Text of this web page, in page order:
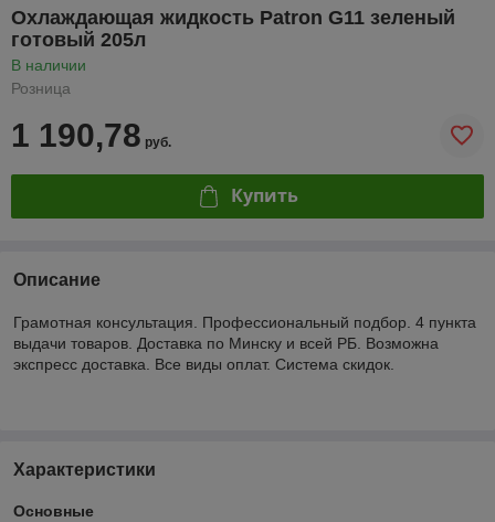
Охлаждающая жидкость Patron G11 зеленый
готовый 205л
В наличии
Розница
1 190,78 руб.
Купить
Описание
Грамотная консультация. Профессиональный подбор. 4 пункта
выдачи товаров. Доставка по Минску и всей РБ. Возможна
экспресс доставка. Все виды оплат. Система скидок.
Характеристики
Основные